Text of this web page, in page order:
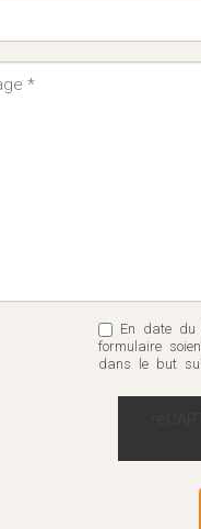
En date du
formulaire
dans le but